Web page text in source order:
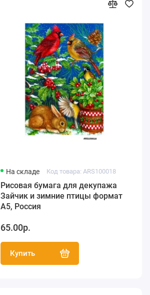
На складе Код товара: ARS100018
Рисовая бумага для декупажа
Зайчик и зимние птицы формат
А5, Россия
65.00р.
Купить